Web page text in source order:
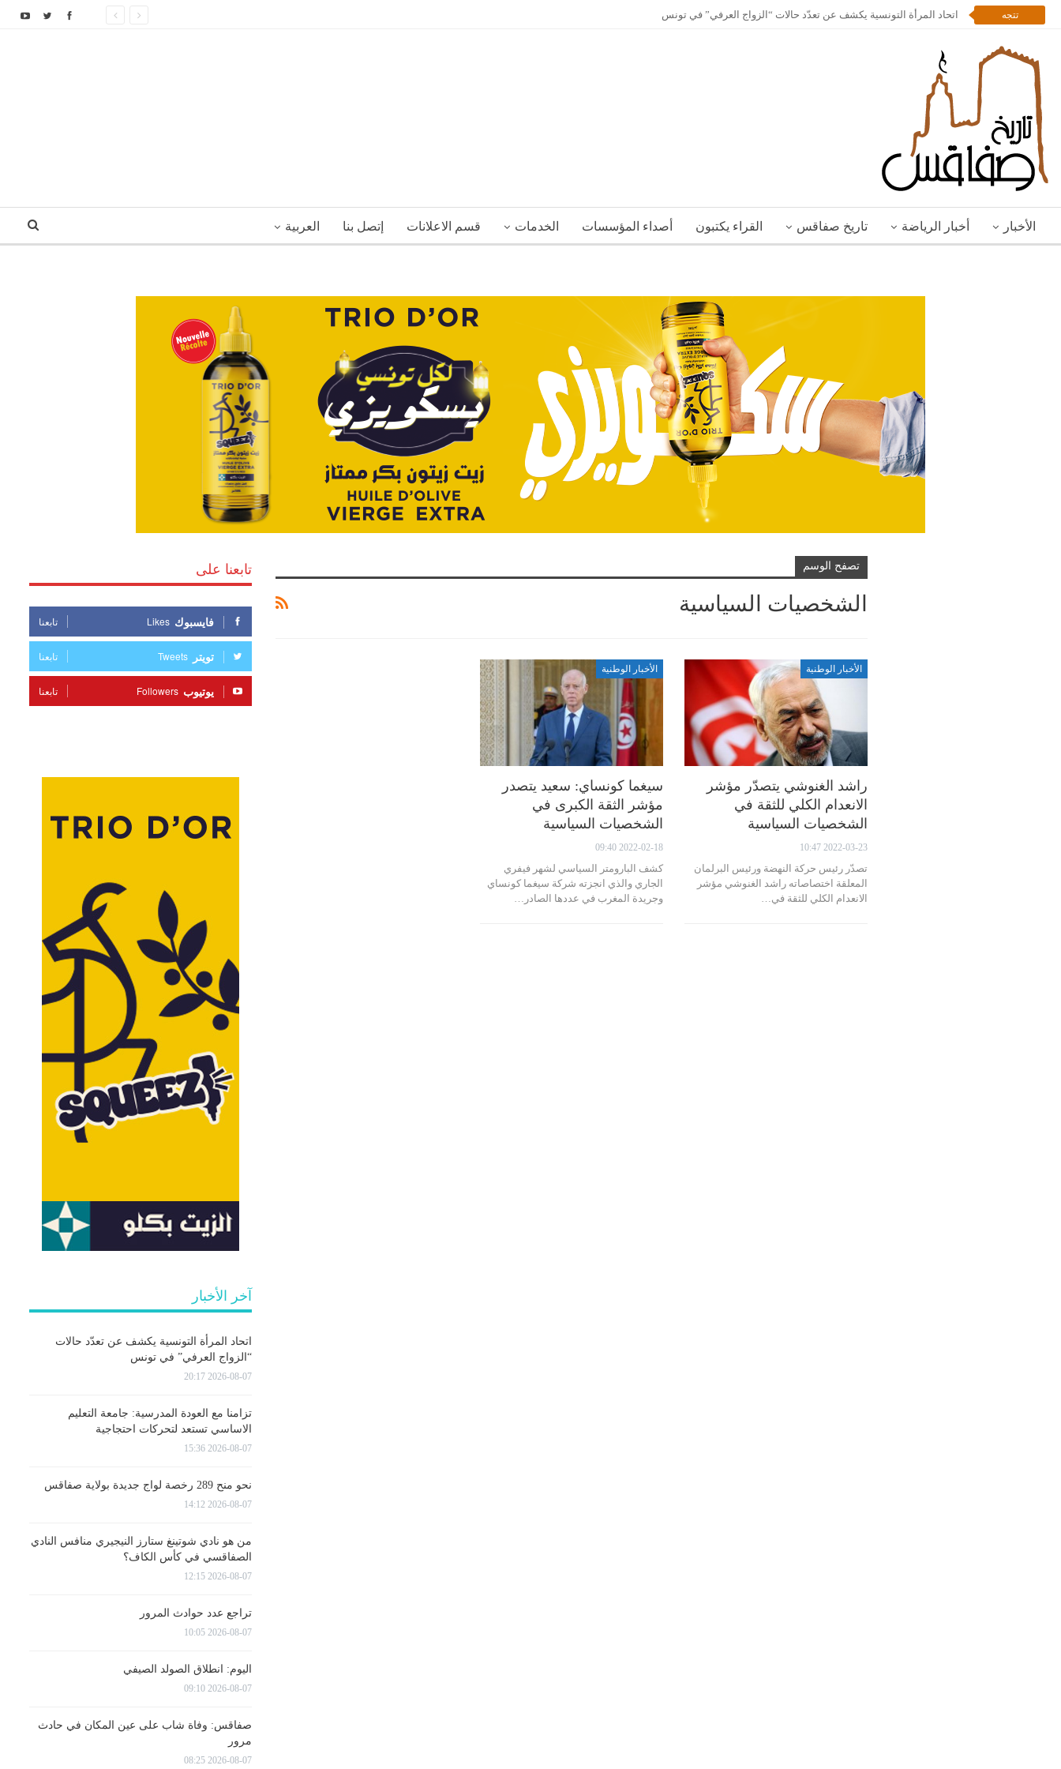
تتجه اتحاد المرأة التونسية يكشف عن تعدّد حالات “الزواج العرفي” في تونس
الأخبار أخبار الرياضة تاريخ صفاقس القراء يكتبون أصداء المؤسسات الخدمات قسم الاعلانات إتصل بنا العربية
تصفح الوسم
الشخصيات السياسية
الأخبار الوطنية
راشد الغنوشي يتصدّر مؤشر
الانعدام الكلي للثقة في
الشخصيات السياسية
2022-03-23 10:47
تصدّر رئيس حركة النهضة ورئيس البرلمان
المعلقة اختصاصاته راشد الغنوشي مؤشر
الانعدام الكلي للثقة في…
الأخبار الوطنية
سيغما كونساي: سعيد يتصدر
مؤشر الثقة الكبرى في
الشخصيات السياسية
2022-02-18 09:40
كشف البارومتر السياسي لشهر فيفري
الجاري والذي انجزته شركة سيغما كونساي
وجريدة المغرب في عددها الصادر…
تابعنا على
فايسبوك Likes تابعنا
تويتر Tweets تابعنا
يوتيوب Followers تابعنا
آخر الأخبار
اتحاد المرأة التونسية يكشف عن تعدّد حالات
“الزواج العرفي” في تونس
2026-08-07 20:17
تزامنا مع العودة المدرسية: جامعة التعليم
الاساسي تستعد لتحركات احتجاجية
2026-08-07 15:36
نحو منح 289 رخصة لواج جديدة بولاية صفاقس
2026-08-07 14:12
من هو نادي شوتينغ ستارز النيجيري منافس النادي
الصفاقسي في كأس الكاف؟
2026-08-07 12:15
تراجع عدد حوادث المرور
2026-08-07 10:05
اليوم: انطلاق الصولد الصيفي
2026-08-07 09:10
صفاقس: وفاة شاب على عين المكان في حادث
مرور
2026-08-07 08:25